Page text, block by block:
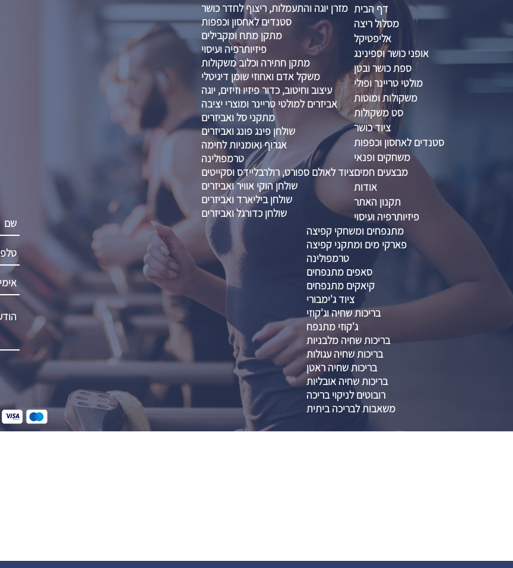
מזרן יוגה והתעמלות, ריצוף לחדר כושר
סטנדים לאחסון וכפפות
מתקן מתח ומקבילים
פיזיותרפיה ועיסוי
מתקן חתירה וכלוב משקולות
משקל אדם ואחוזי שומן דיגיטלי
עיצוב וחיטוב, כדור פיזיו וזיזים, יוגה
אביזרים למולטי טריינר ומוצרי יציבה
מתקני סל ואביזרים
שולחן פינג פונג ואביזרים
אגרוף ואומניות לחימה
טרמפולינה
ציוד לאולם ספורט, רולרבליידס וסקייטים
שולחן הוקי אוויר ואביזרים
שולחן ביליארד ואביזרים
שולחן כדורגל ואביזרים
דף הבית
מסלול ריצה
אליפטיקל
אופני כושר וספינינג
ספת כושר ובטן
מולטי טריינר ופולי
משקולות ומוטות
סט משקולות
ציוד כושר
סטנדים לאחסון וכפפות
משחקים ופנאי
מבצעים חמים
אודות
תקנון האתר
פיזיותרפיה ועיסוי
מתנפחים ומשחקי קפיצה
פארקי מים ומתקני קפיצה
טרמפולינה
סאפים מתנפחים
קיאקים מתנפחים
ציוד ג'ימבורי
בריכות שחיה וג'קוזי
ג'קוזי מתנפח
בריכות שחיה מלבניות
בריכות שחיה עגולות
בריכות שחיה ראטן
בריכות שחיה אובליות
רובוטים לניקוי בריכה
משאבות לבריכה ביתית